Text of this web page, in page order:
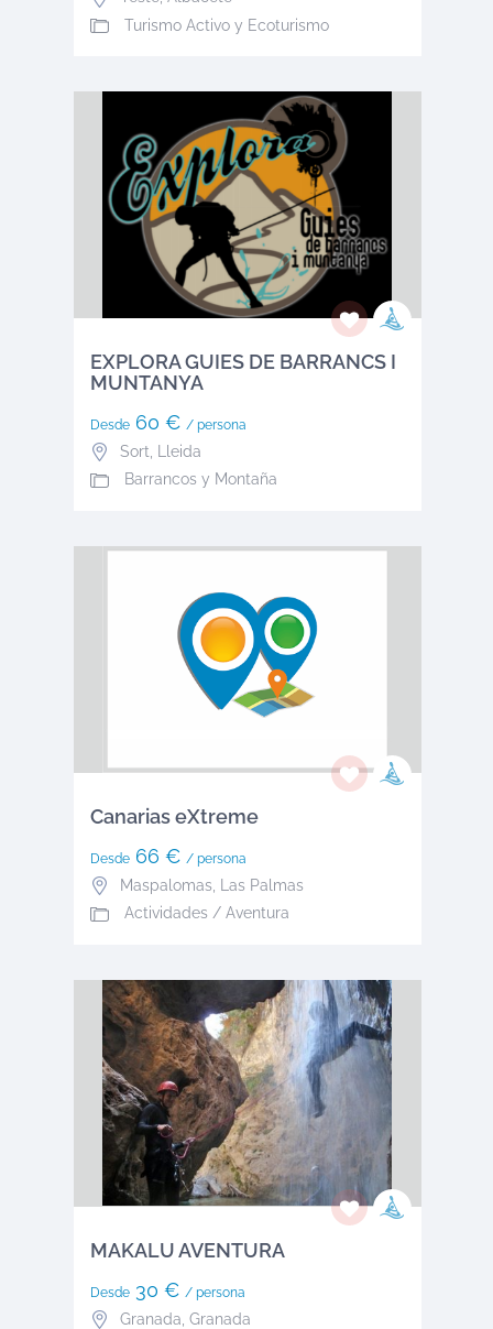
Turismo Activo y Ecoturismo
EXPLORA GUIES DE BARRANCS I
MUNTANYA
Desde60 € / persona
Sort
Lleida
Barrancos y Montaña
Canarias eXtreme
Desde66 € / persona
Maspalomas,
Las Palmas
Actividades / Aventura
MAKALU AVENTURA
Desde30 € / persona
Granada Granada